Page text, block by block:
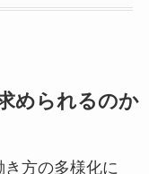
められるのか
方の多様化に